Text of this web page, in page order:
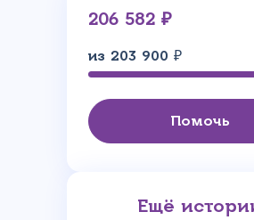
206 582 ₽
из 203 900 ₽
Помочь
Ещё